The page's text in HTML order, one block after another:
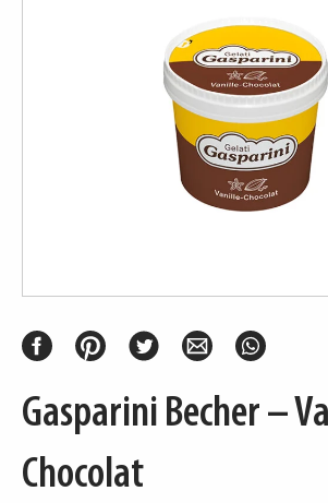
Gasparini Becher –
Chocolat